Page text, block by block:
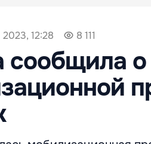
2023, 12:28 8 111
о